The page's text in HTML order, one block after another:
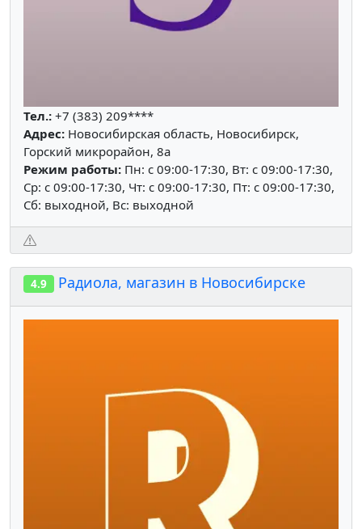
Тел.: +7 (383) 209****
Адрес: Новосибирская область, Новосибирск,
Горский микрорайон, 8а
Режим работы: Пн: c 09:00-17:30, Вт: c 09:00-17:30,
Ср: c 09:00-17:30, Чт: c 09:00-17:30, Пт: c 09:00-17:30,
Сб: выходной, Вс: выходной
4.9 Радиола, магазин в Новосибирске